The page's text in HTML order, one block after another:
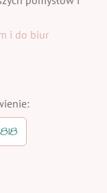
i do biur